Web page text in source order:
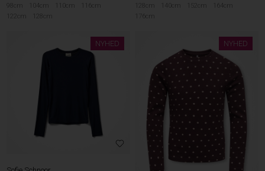
98cm 104cm 110cm
116cm
122cm
128cm
128cm 140cm 152cm
164cm
176cm
NYHED NYHED